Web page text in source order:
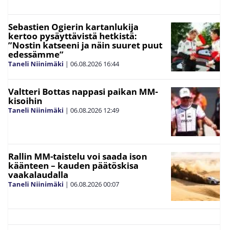
Sebastien Ogierin kartanlukija
kertoo pysäyttävistä hetkistä:
”Nostin katseeni ja näin suuret puut
edessämme”
Taneli Niinimäki | 06.08.2026 16:44
Valtteri Bottas nappasi paikan MM-
kisoihin
Taneli Niinimäki | 06.08.2026 12:49
Rallin MM-taistelu voi saada ison
käänteen – kauden päätöskisa
vaakalaudalla
Taneli Niinimäki | 06.08.202600:07